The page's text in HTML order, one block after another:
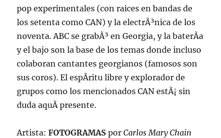
pop experimentales (con raices en bandas de
los setenta como CAN) y la electrÃ³nica de los
noventa. ABC se grabÃ³ en Georgia, y la baterÃ­a
y el bajo son la base de los temas donde incluso
colaboran cantantes georgianos (famosos son
sus coros). El espÃ­ritu libre y explorador de
grupos como los mencionados CAN estÃ¡ sin
duda aquÃ­ presente.
Artista:FOTOGRAMASporCarlos Mary Chain